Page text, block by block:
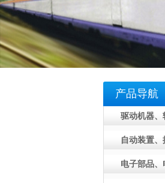
产品导航
驱动机器、
自动装置
电子部品、